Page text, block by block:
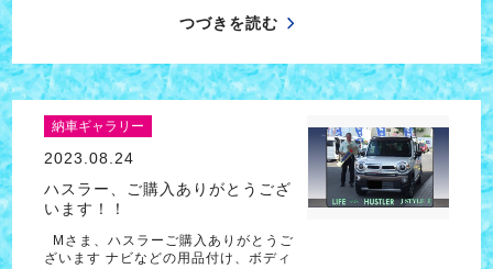
つづきを読む
納車ギャラリー
2023.08.24
ハスラー、ご購入ありがとうござ
います！！
Mさま、ハスラーご購入ありがとうご
ざいます ナビなどの用品付け、ボディ